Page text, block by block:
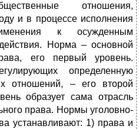
отношения,
и в процессе исполнения
к осужденным
Норма – основной
его первый уровень.
определенную
отношений, – его второй
образует сама отрасль
права. Нормы уголовно-
устанавливают: 1) права и